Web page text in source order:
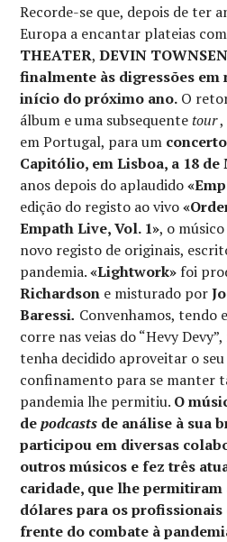
Recorde-se que, depois de ter
Europa a encantar plateias
THEATER,DEVIN
finalmente às digressões
início do próximo ano. O
álbum e uma subsequentetour,
em Portugal, para um
Capitólio, em Lisboa, a 18 de
anos depois do aplaudido
edição do registo ao vivo
Empath Live, Vol. 1», o
novo registo de originais,
pandemia.«Lightwork» foi
Richardson e misturado por
Baressi. Convenhamos, tendo
corre nas veias do “Hevy
tenha decidido aproveitar o
confinamento para se manter
pandemia lhe permitiu. O
depodcasts de análise à sua
participou em diversas
outros músicos e fez três
caridade, que lhe
dólares para os profissionais
frente do combate à